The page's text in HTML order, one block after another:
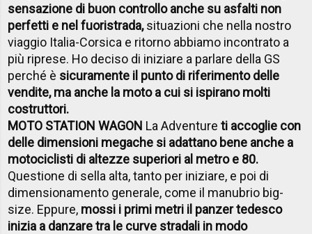
sensazione di buon controllo anche su asfalti non
perfetti e nel fuoristrada,situazioni che nella nostro
viaggio Italia-Corsica e ritorno abbiamo incontrato a
più riprese. Ho deciso di iniziare a parlare della GS
perché è sicuramente il punto di riferimento delle
vendite, ma anche la moto a cui si ispirano molti
costruttori.
MOTO STATION WAGON La Adventureti accoglie con
delle dimensioni megache si adattano bene anche a
motociclisti di altezze superiori al metro e 80.
Questione di sella alta, tanto per iniziare, e poi di
dimensionamento generale, come il manubrio big-
size. Eppure, mossi i primi metri il panzer tedesco
inizia a danzare tra le curve stradali in modo